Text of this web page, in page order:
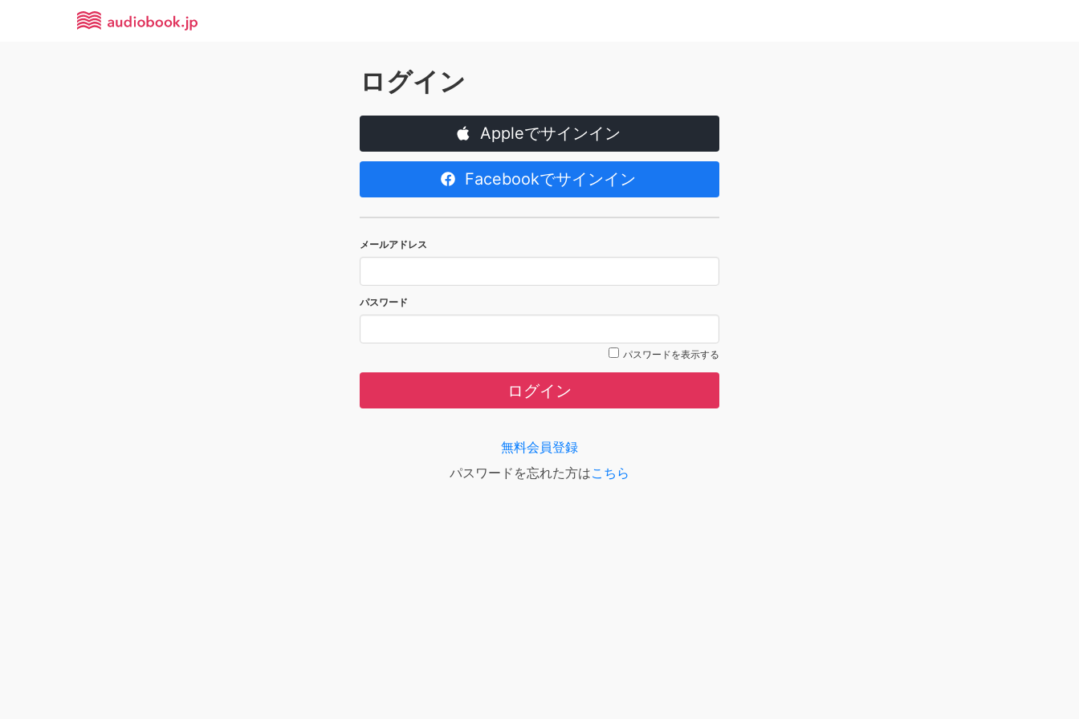
ログイン
Appleでサインイン
Facebookでサインイン
メールアドレス
パスワード
パスワードを表示する
ログイン
無料会員登録
パスワードを忘れた方はこちら